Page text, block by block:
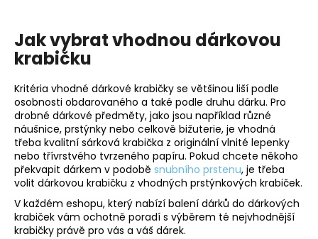
Jak vybrat vhodnou dárkovou
krabičku
Kritéria vhodné dárkové krabičky se většinou liší podle
osobnosti obdarovaného a také podle druhu dárku. Pro
drobné dárkové předměty, jako jsou například různé
náušnice, prstýnky nebo celkově bižuterie, je vhodná
třeba kvalitní sárková krabička z originální vlnité lepenky
nebo třívrstvého tvrzeného papíru. Pokud chcete někoho
překvapit dárkem v podobě snubního prstenu, je třeba
volit dárkovou krabičku z vhodných prstýnkových krabiček.
V každém eshopu, který nabízí balení dárků do dárkových
krabiček vám ochotně poradí s výběrem té nejvhodnější
krabičky právě pro vás a váš dárek.
n
a
j
í
t
?
HLEDAT